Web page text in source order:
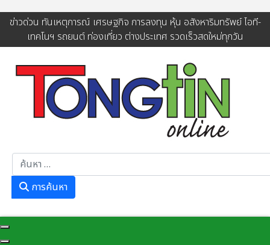
ข่าวด่วน ทันเหตุการณ์ เศรษฐกิจ การลงทุน หุ้น อสังหาริมทรัพย์ ไอที-
เทคโนฯ รถยนต์ ท่องเที่ยว ต่างประเทศ รวดเร็วสดใหม่ทุกวัน
การค้นหา